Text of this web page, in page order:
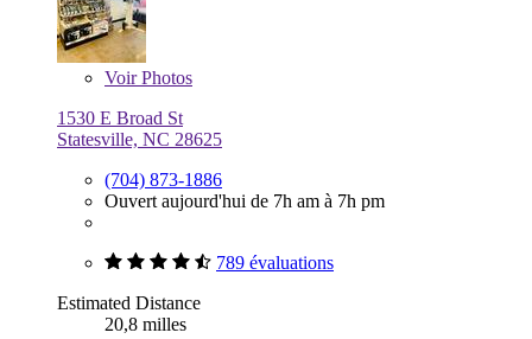
VoirPhotos
1530 E Broad St
Statesville, NC 28625
(704) 873-1886
Ouvert aujourd'hui de 7h am à 7h pm
789 évaluations
Estimated Distance
20,8 milles